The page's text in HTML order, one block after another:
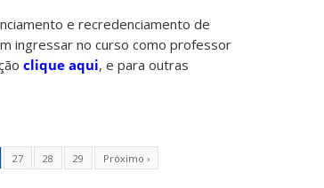
e recredenciamento de
ingressar no curso como professor
clique aqui, e para outras
27 28 29 Próximo ›